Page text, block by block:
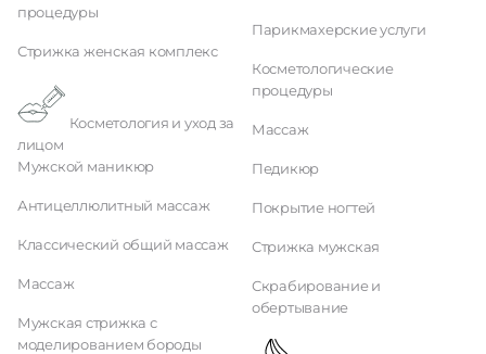
процедуры
Стрижка женская комплекс
лицом
Мужской маникюр
Антицеллюлитный массаж
Классический общий массаж
Массаж
Мужская стрижка с
моделированием бороды
Парикмахерские услуги
Косметологические
процедуры
Массаж
Педикюр
Покрытие ногтей
Стрижка мужская
Скрабирование и
обертывание